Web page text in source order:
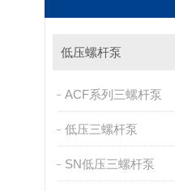
低压螺杆泵
ACF系列三螺杆泵
低压三螺杆泵
SN低压三螺杆泵